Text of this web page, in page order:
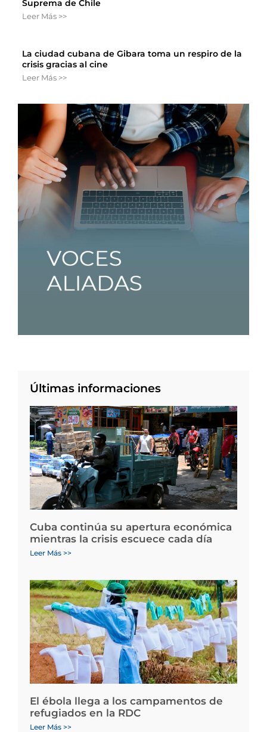
Suprema de Chile
Leer Más >>
La ciudad cubana de Gibara toma un respiro de la
crisis gracias al cine
Leer Más >>
Últimas informaciones
Cuba continúa su apertura económica
mientras la crisis escuece cada día
Leer Más >>
El ébola llega a los campamentos de
refugiados en la RDC
Leer Más >>